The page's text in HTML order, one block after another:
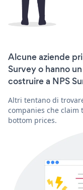
Alcune aziende
Survey o hanno
costruire a NPS
Altri tentano di
companies che claim
bottom prices.